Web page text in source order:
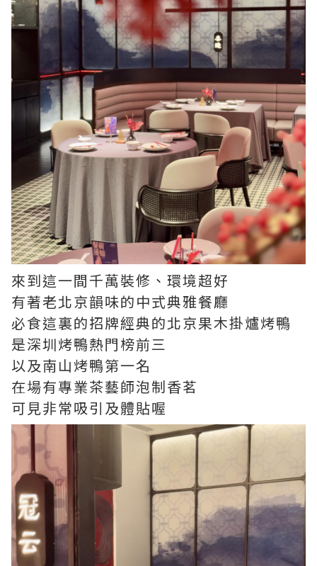
來到這一間千萬裝修、環境超好
有著老北京韻味的中式典雅餐廳
必食這裏的招牌經典的北京果木掛爐烤鴨
是深圳烤鴨熱門榜前三
以及南山烤鴨第一名
在場有專業茶藝師泡制香茗
可見非常吸引及體貼喔